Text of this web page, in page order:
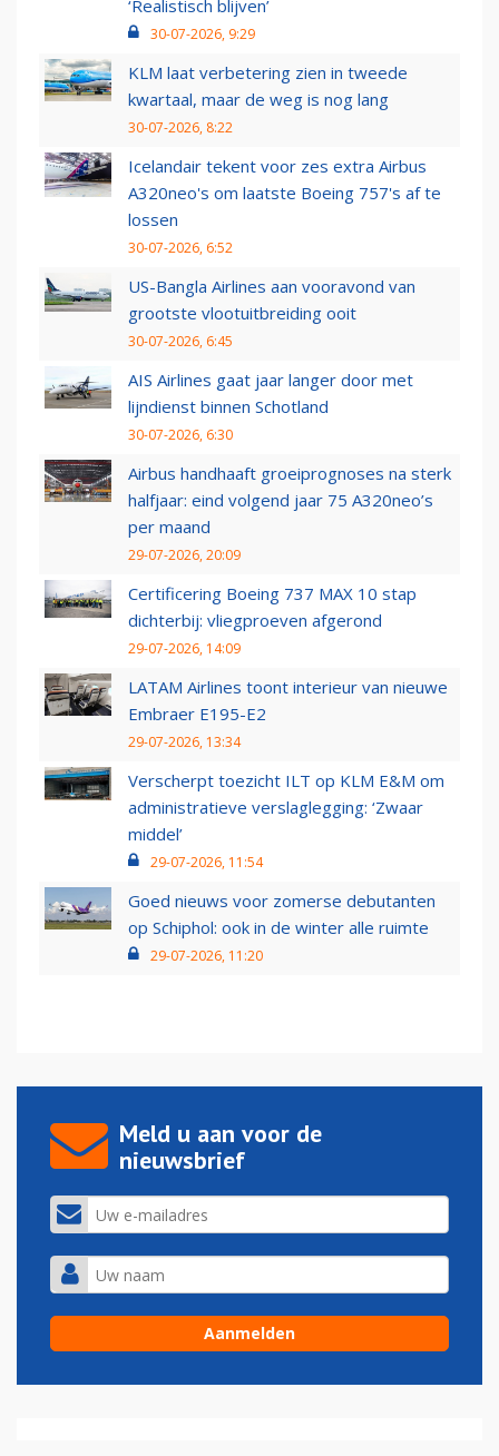
‘Realistisch blijven’
30-07-2026, 9:29
KLM laat verbetering zien in tweede
kwartaal, maar de weg is nog lang
30-07-2026, 8:22
Icelandair tekent voor zes extra Airbus
A320neo's om laatste Boeing 757's af te
lossen
30-07-2026, 6:52
US-Bangla Airlines aan vooravond van
grootste vlootuitbreiding ooit
30-07-2026, 6:45
AIS Airlines gaat jaar langer door met
lijndienst binnen Schotland
30-07-2026, 6:30
Airbus handhaaft groeiprognoses na sterk
halfjaar: eind volgend jaar 75 A320neo’s
per maand
29-07-2026, 20:09
Certificering Boeing 737 MAX 10 stap
dichterbij: vliegproeven afgerond
29-07-2026, 14:09
LATAM Airlines toont interieur van nieuwe
Embraer E195-E2
29-07-2026, 13:34
Verscherpt toezicht ILT op KLM E&M om
administratieve verslaglegging: ‘Zwaar
middel’
29-07-2026, 11:54
Goed nieuws voor zomerse debutanten
op Schiphol: ook in de winter alle ruimte
29-07-2026, 11:20
Meld u aan voor de
nieuwsbrief